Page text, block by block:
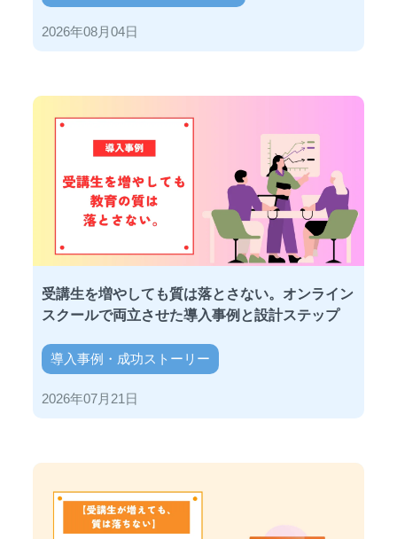
2026年08月04日
受講生を増やしても質は落とさない。オンライン
スクールで両立させた導入事例と設計ステップ
導入事例・成功ストーリー
2026年07月21日